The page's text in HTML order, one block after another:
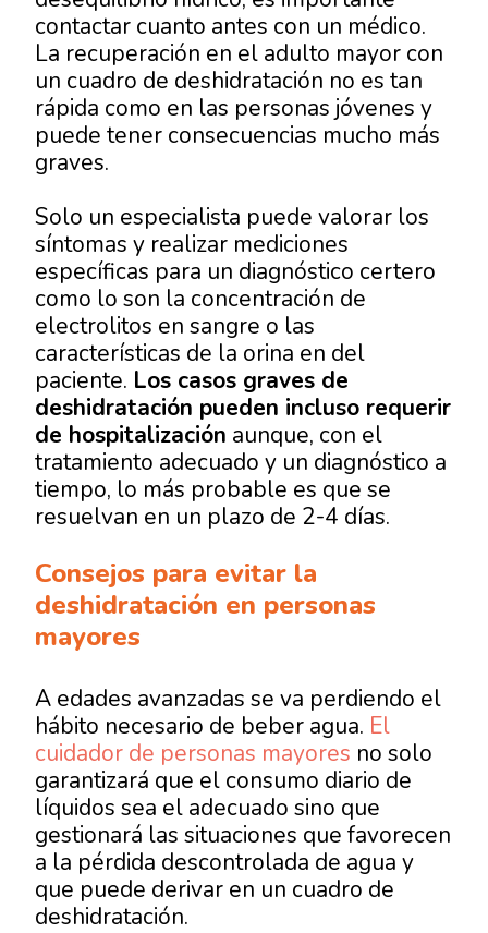
contactar cuanto antes con un médico.
La recuperación en el adulto mayor con
un cuadro de deshidratación no es tan
rápida como en las personas jóvenes y
puede tener consecuencias mucho más
graves.
Solo un especialista puede valorar los
síntomas y realizar mediciones
específicas para un diagnóstico certero
como lo son la concentración de
electrolitos en sangre o las
características de la orina en del
paciente. Los casos graves de
deshidratación pueden incluso requerir
de hospitalización aunque, con el
tratamiento adecuado y un diagnóstico a
tiempo, lo más probable es que se
resuelvan en un plazo de 2-4 días.
Consejos para evitar la
deshidratación en personas
mayores
A edades avanzadas se va perdiendo el
hábito necesario de beber agua. El
cuidador de personas mayores no solo
garantizará que el consumo diario de
líquidos sea el adecuado sino que
gestionará las situaciones que favorecen
a la pérdida descontrolada de agua y
que puede derivar en un cuadro de
deshidratación.